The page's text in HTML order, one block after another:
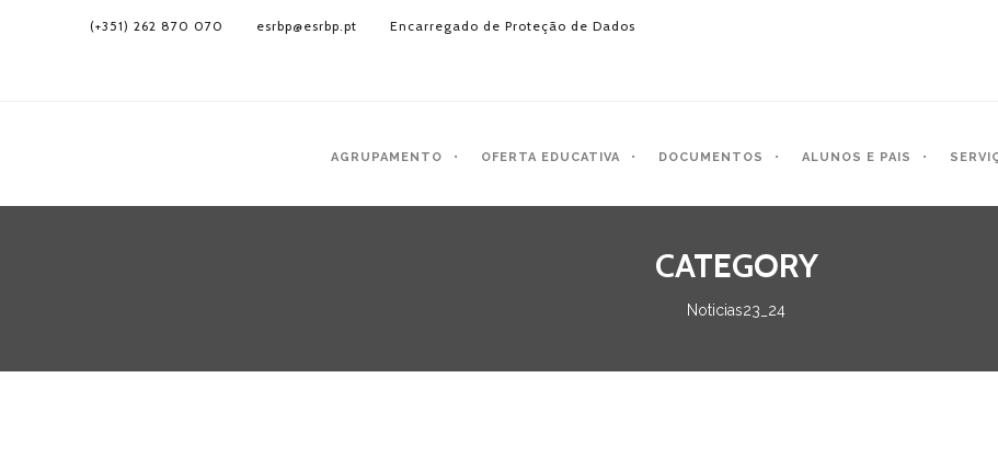
(+351) 262 870 070 esrbp@esrbp.pt Encarregado de Proteção de Dados
AGRUPAMENTO OFERTA EDUCATIVA DOCUMENTOS ALUNOS E PAIS
CATEGORY
Noticias23_24